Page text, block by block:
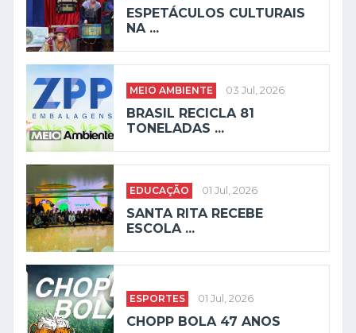
ESPETÁCULOS CULTURAIS
NA ...
MEIO AMBIENTE 03 Jul, 2026
BRASIL RECICLA 81
TONELADAS ...
EDUCAÇÃO 01 Jul, 2026
SANTA RITA RECEBE
ESCOLA ...
ESPORTES 01 Jul, 2026
CHOPP BOLA 47 ANOS